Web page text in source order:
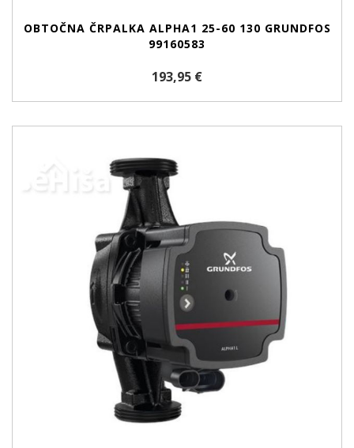
OBTOČNA ČRPALKA ALPHA1 25-60 130 GRUNDFOS
99160583
193,95 €